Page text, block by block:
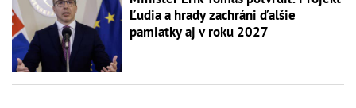
Ľudia a hrady zachráni ďalšie
pamiatky aj v roku 2027